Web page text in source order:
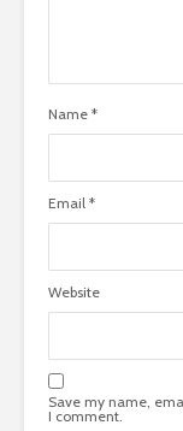
Name *
Email *
Website
Save my name,
I comment.